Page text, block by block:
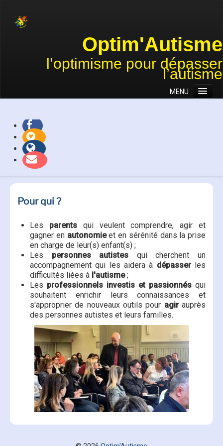
Optim'Autisme
l’optimisme pour dépasser
l’autisme
MENU
Association
Approches
Actions et projets
Pour qui ?
Les parentsqui veulent comprendre, agir et
gagner en autonomieet en sérénité dans la prise
en charge de leur(s) enfant(s) ;
Les personnes autistes qui cherchent un
accompagnement qui les aidera à dépasserles
difficultés liées à l'autisme;
Les professionnels investis et passionnés qui
souhaitent enrichir leurs connaissances et
s'approprier de nouveaux outils pour agirauprès
des personnes autistes et leurs familles.